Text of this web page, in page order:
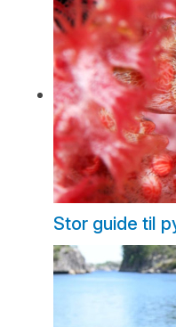
Stor guide til